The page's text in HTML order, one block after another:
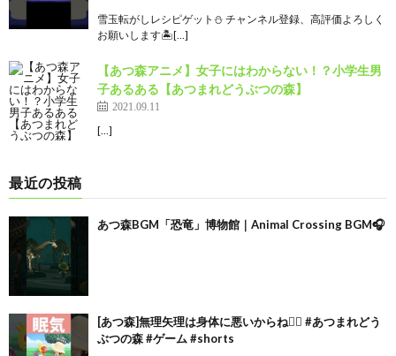
雪玉転がしレシピゲット⛄️ チャンネル登録、高評価よろしく
お願いします🏝️[…]
【あつ森アニメ】女子にはわからない！？小学生男
子あるある【あつまれどうぶつの森】
2021.09.11
[…]
最近の投稿
あつ森BGM「恐竜」博物館｜Animal Crossing BGM🎧
[あつ森]無理矢理は身体に悪いからね🙂‍↕️ #あつまれどう
ぶつの森 #ゲーム #shorts